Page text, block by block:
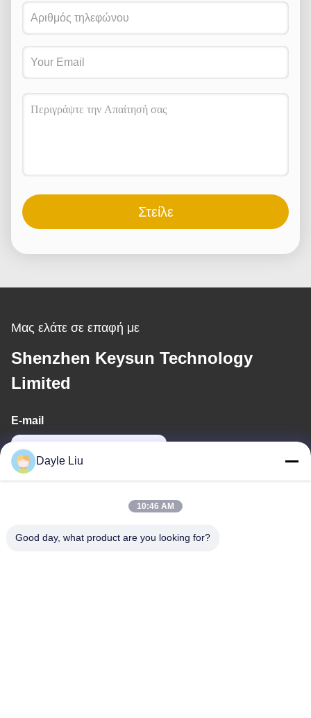
Στείλε
Μας ελάτε σε επαφή με
Shenzhen Keysun Technology
Limited
E-mail
Dayle Liu
10:46 AM
Good day, what product are you looking for?